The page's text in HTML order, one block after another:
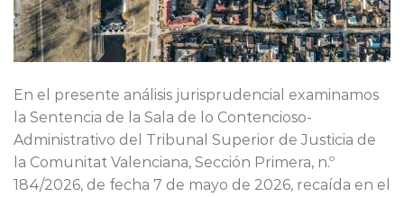
En el presente análisis jurisprudencial examinamos
la Sentencia de la Sala de lo Contencioso-
Administrativo del Tribunal Superior de Justicia de
la Comunitat Valenciana, Sección Primera, n.º
184/2026, de fecha 7 de mayo de 2026, recaída en el